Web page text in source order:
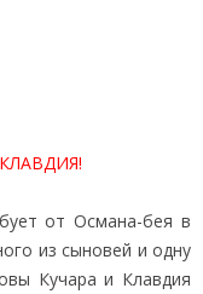
от Османа-бея в
из сыновей и одну
Кучара и Клавдия